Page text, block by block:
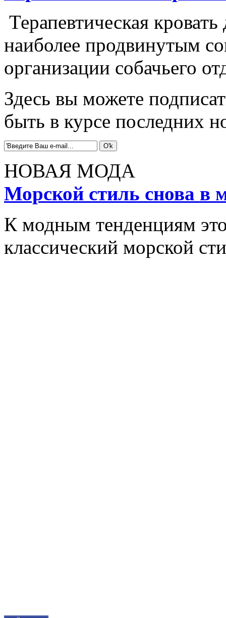
Терапевтическая
наиболее продвинутым
организации собачьего
Здесь вы можете
быть в курсе последних
НОВАЯ МОДА
Морской стиль снова в
К модным тенденциям
классический морской